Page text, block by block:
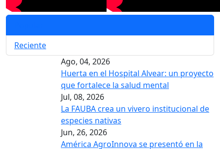
Reciente
Ago, 04, 2026
Huerta en el Hospital Alvear: un proyecto
que fortalece la salud mental
Jul, 08, 2026
La FAUBA crea un vivero institucional de
especies nativas
Jun, 26, 2026
América AgroInnova se presentó en la